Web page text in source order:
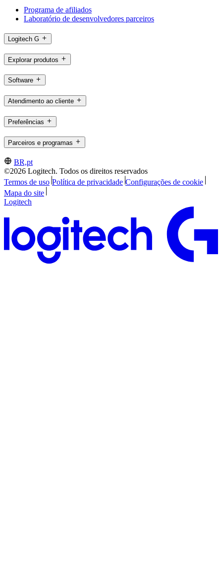
Programa de afiliados
Laboratório de desenvolvedores parceiros
Logitech G
Explorar produtos
Software
Atendimento ao cliente
Preferências
Parceiros e programas
BR,pt
©2026 Logitech. Todos os direitos reservados
Termos de uso Política de privacidade Configurações de cookie
Mapa do site
Logitech